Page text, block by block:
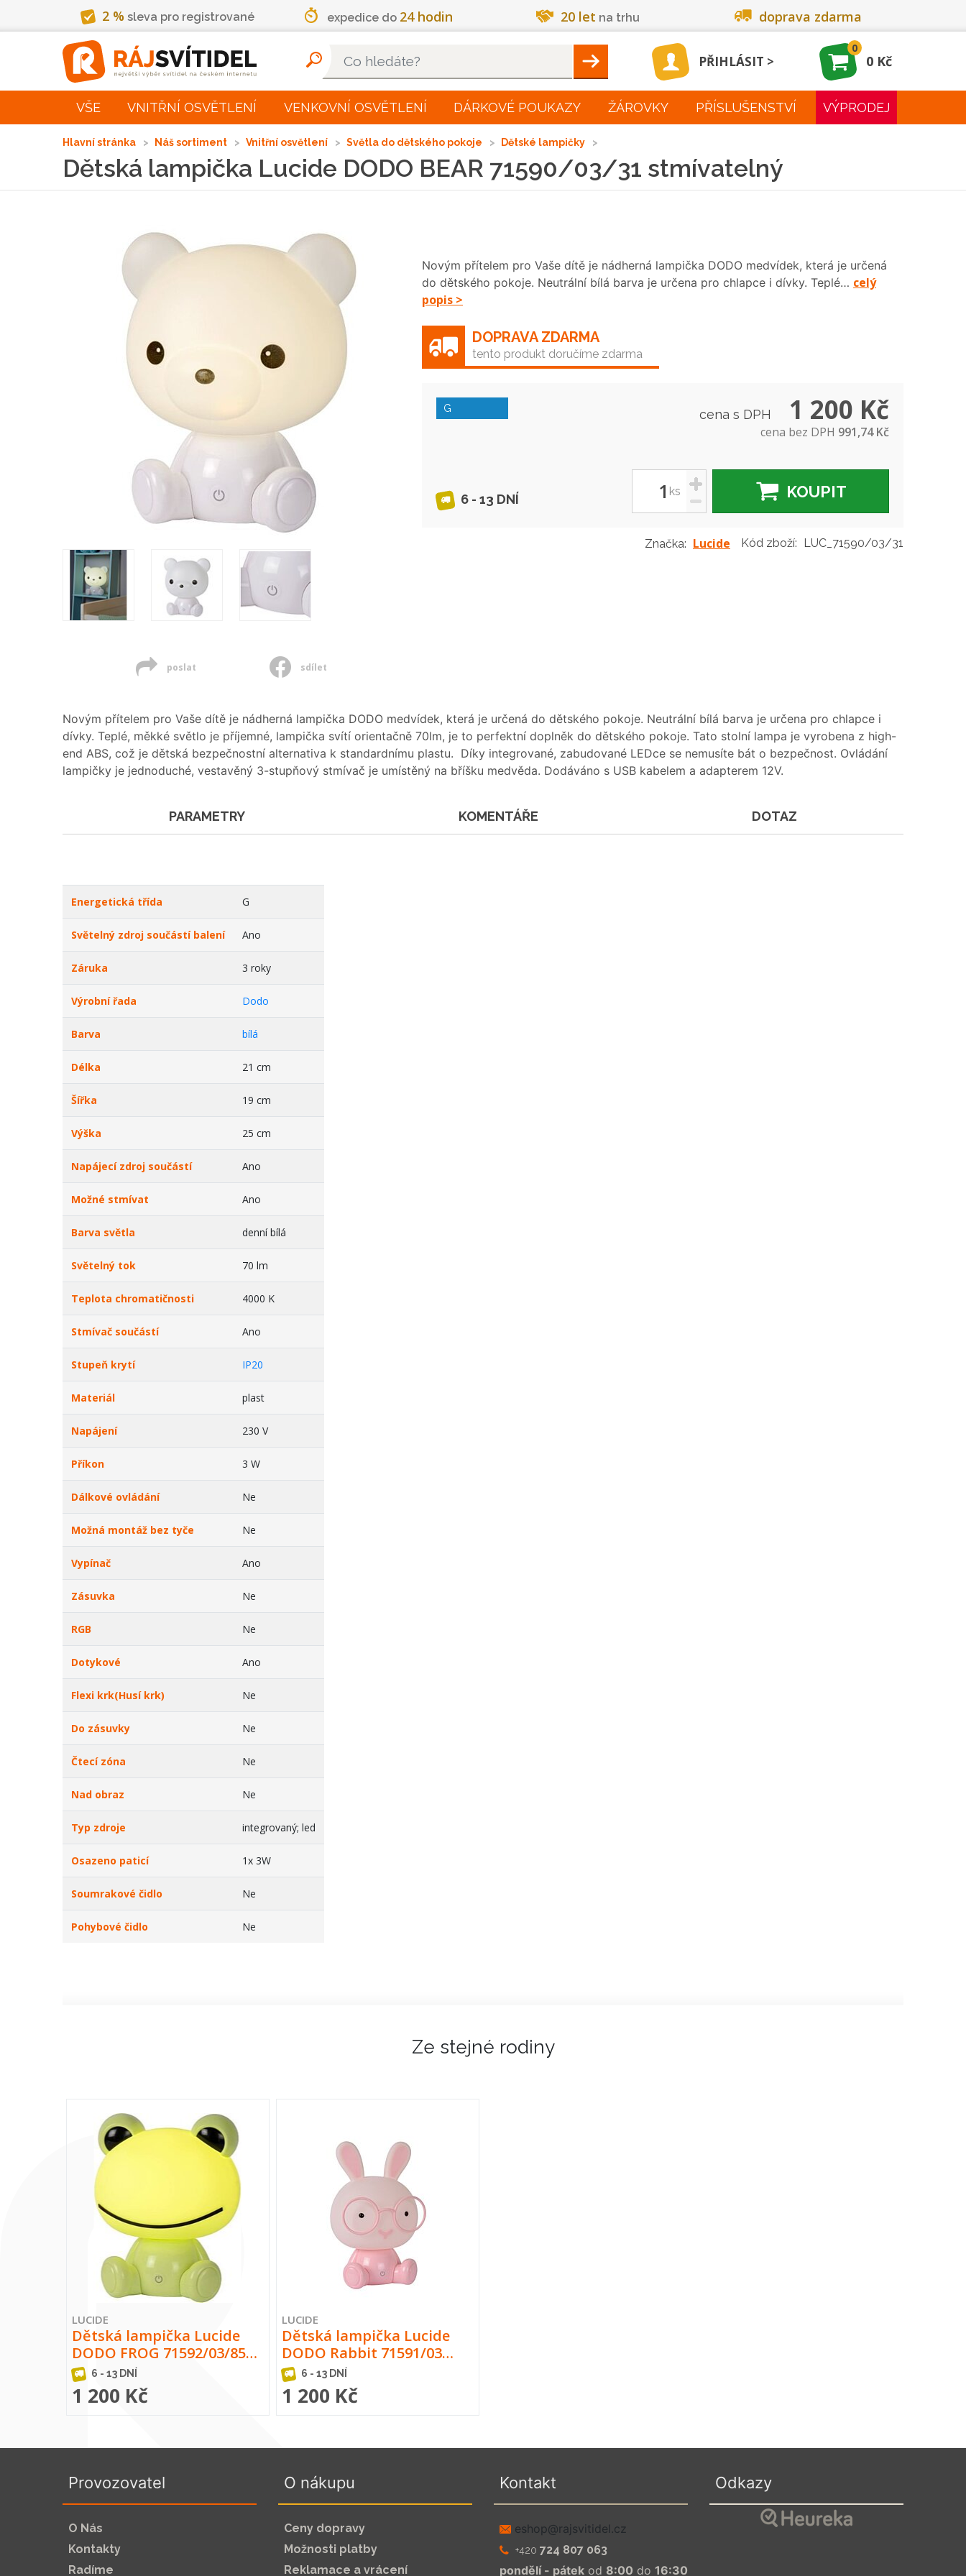
2 % sleva pro registrované expedice do 24 hodin 20 let na trhu doprava zdarma
Hleadat PŘIHLÁSIT
0
0 Kč
VŠE VNITŘNÍ OSVĚTLENÍ VENKOVNÍ OSVĚTLENÍ DÁRKOVÉ POUKAZY ŽÁROVKY PŘÍSLUŠENSTVÍ VÝPRODEJ
Hlavní stránka Náš sortiment Vnitřní osvětlení Světla do dětského pokoje Dětské lampičky
Dětská lampička Lucide DODO BEAR 71590/03/31 stmívatelný
poslat sdílet
Novým přítelem pro Vaše dítě je nádherná lampička DODO medvídek, která je určená
do dětského pokoje. Neutrální bílá barva je určena pro chlapce i dívky. Teplé… celý
popis >
DOPRAVA ZDARMA
tento produkt doručíme zdarma
G
6 - 13 DNÍ
cena s DPH 1 200 Kč
cena bez DPH 991,74 Kč
ks
+
-
KOUPIT
Značka: Lucide Kód zboží: LUC_71590/03/31
Novým přítelem pro Vaše dítě je nádherná lampička DODO medvídek, která je určená do dětského pokoje. Neutrální bílá barva je určena pro chlapce i
dívky. Teplé, měkké světlo je příjemné, lampička svítí orientačně 70lm, je to perfektní doplněk do dětského pokoje. Tato stolní lampa je vyrobena z high-
end ABS, což je dětská bezpečnostní alternativa k standardnímu plastu. Díky integrované, zabudované LEDce se nemusíte bát o bezpečnost. Ovládání
lampičky je jednoduché, vestavěný 3-stupňový stmívač je umístěný na bříšku medvěda. Dodáváno s USB kabelem a adapterem 12V.
PARAMETRY KOMENTÁŘE DOTAZ
Energetická třída G
Světelný zdroj součástí balení Ano
Záruka 3 roky
Výrobní řada Dodo
Barva bílá
Délka 21 cm
Šířka 19 cm
Výška 25 cm
Napájecí zdroj součástí Ano
Možné stmívat Ano
Barva světla denní bílá
Světelný tok 70 lm
Teplota chromatičnosti 4000 K
Stmívač součástí Ano
Stupeň krytí IP20
Materiál plast
Napájení 230 V
Příkon 3 W
Dálkové ovládání Ne
Možná montáž bez tyče Ne
Vypínač Ano
Zásuvka Ne
RGB Ne
Dotykové Ano
Flexi krk(Husí krk) Ne
Do zásuvky Ne
Čtecí zóna Ne
Nad obraz Ne
Typ zdroje integrovaný; led
Osazeno paticí 1x 3W
Soumrakové čidlo Ne
Pohybové čidlo Ne
Ze stejné rodiny
LUCIDE
Dětská lampička Lucide
DODO FROG 71592/03/85…
6 - 13 DNÍ
1 200 Kč
LUCIDE
Dětská lampička Lucide
DODO Rabbit 71591/03…
6 - 13 DNÍ
1 200 Kč
Provozovatel
O Nás
Kontakty
Radíme
O nákupu
Ceny dopravy
Možnosti platby
Reklamace a vrácení
Kontakt
zc.leditivsjar@pohse
+420 724 807 063
pondělí - pátek od 8:00 do 16:30
Odkazy